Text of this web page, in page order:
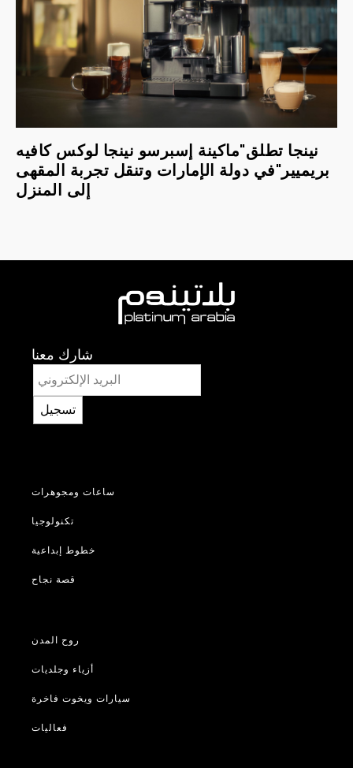
نينجا تطلق"ماكينة إسبرسو نينجا لوكس كافيه
بريميير"في دولة الإمارات وتنقل تجربة المقهى
إلى المنزل
شارك معنا
تسجيل
ساعات ومجوهرات
تكنولوجيا
خطوط إبداعية
قصة نجاح
روح المدن
أزياء وجلديات
سيارات ويخوت فاخرة
فعاليات